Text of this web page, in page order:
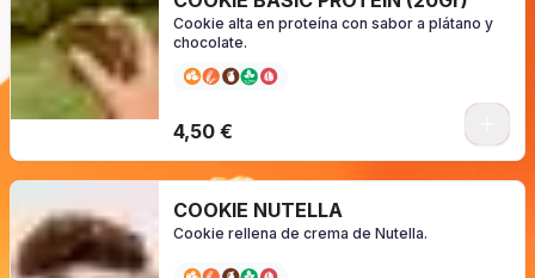
Cookie alta en proteína con sabor a plátano y
chocolate.
4,50 €
COOKIE NUTELLA
Cookie rellena de crema de Nutella.